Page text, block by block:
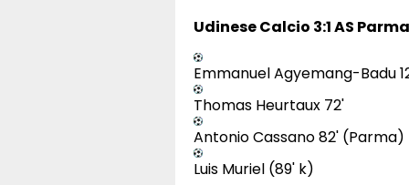
Udinese Calcio 3:1 AS Parma
Emmanuel Agyemang-Badu
Thomas Heurtaux 72'
Antonio Cassano 82' (Parma)
Luis Muriel (89' k)